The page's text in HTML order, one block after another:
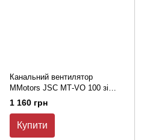
Канальний вентилятор
MMotors JSC МТ-VО 100 зі
зворотним клапаном
1 160 грн
Купити